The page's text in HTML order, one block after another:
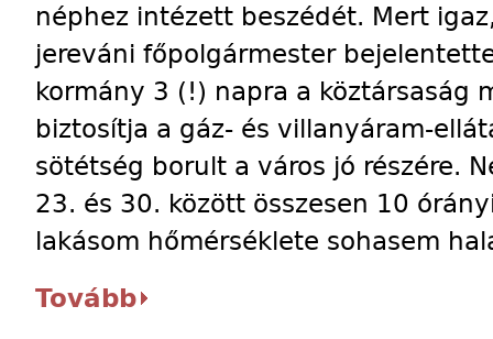
néphez intézett beszédét. Mert
jereváni főpolgármester
kormány 3 (!) napra a köztársaság
biztosítja a gáz- és villanyáram-
sötétség borult a város jó részére.
23. és 30. között összesen 10
lakásom hőmérséklete sohasem
Tovább